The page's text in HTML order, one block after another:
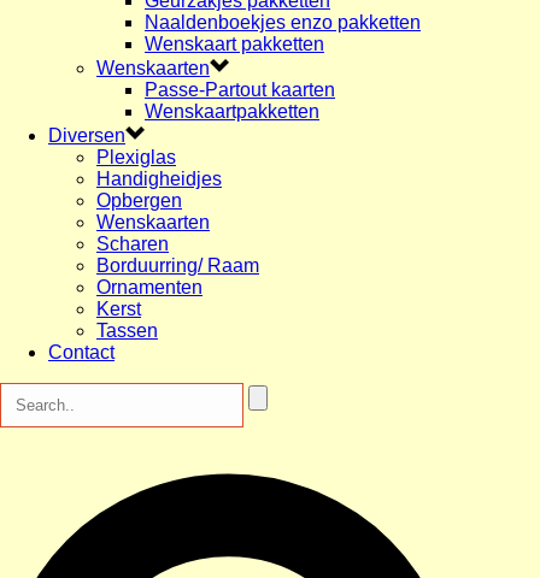
Naaldenboekjes enzo pakketten
Wenskaart pakketten
Wenskaarten
Passe-Partout kaarten
Wenskaartpakketten
Diversen
Plexiglas
Handigheidjes
Opbergen
Wenskaarten
Scharen
Borduurring/ Raam
Ornamenten
Kerst
Tassen
Contact